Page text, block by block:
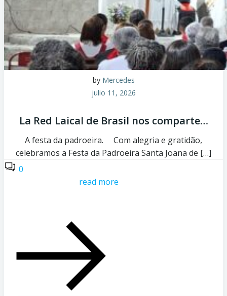
by Mercedes
julio 11, 2026
La Red Laical de Brasil nos comparte…
A festa da padroeira. Com alegria e gratidão,
celebramos a Festa da Padroeira Santa Joana de […]
0
read more